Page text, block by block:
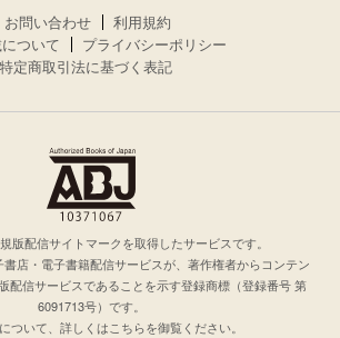
お問い合わせ
利用規約
ついて
プライバシーポリシー
特定商取引法に基づく表記
版配信サイトマークを取得したサービスです。
店・電子書籍配信サービスが、著作権者からコンテン
配信サービスであることを示す登録商標（登録番号 第
6091713号）です。
ついて、詳しくはこちらを御覧ください。